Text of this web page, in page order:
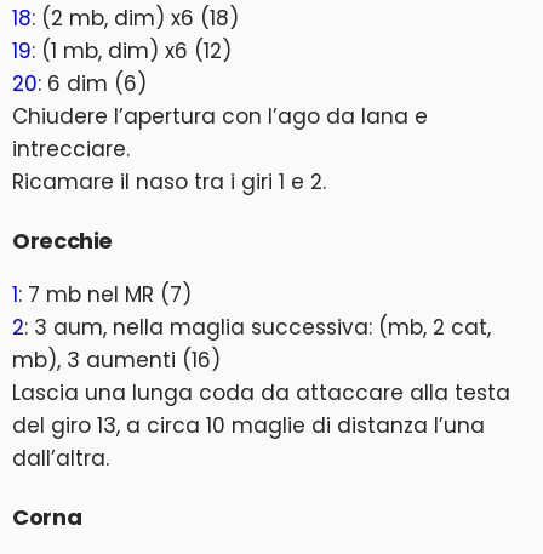
18: (2 mb, dim) x6 (18)
19: (1 mb, dim) x6 (12)
20: 6 dim (6)
Chiudere l’apertura con l’ago da lana e
intrecciare.
Ricamare il naso tra i giri 1 e 2.
Orecchie
1: 7 mb nel MR (7)
2: 3 aum, nella maglia successiva: (mb, 2 cat,
mb), 3 aumenti (16)
Lascia una lunga coda da attaccare alla testa
del giro 13, a circa 10 maglie di distanza l’una
dall’altra.
Corna